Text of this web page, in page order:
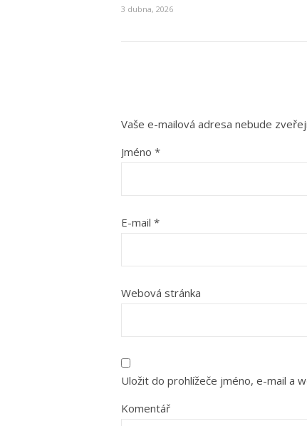
3 dubna, 2026
Vaše e-mailová adresa nebude
Jméno *
E-mail *
Webová stránka
Uložit do prohlížeče jméno, e-mail a
Komentář